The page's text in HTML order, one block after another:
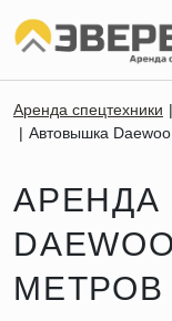
Аренда спецтехники
Автовышка
МЕТРОВ